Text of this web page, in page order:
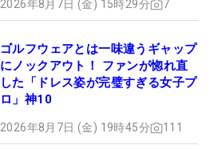
2026年8月7日 (金) 15時29分 7
ゴルフウェアとは一味違うギャップ
にノックアウト！ ファンが惚れ直
した「ドレス姿が完璧すぎる女子プ
ロ」神10
2026年8月7日 (金) 19時45分 111